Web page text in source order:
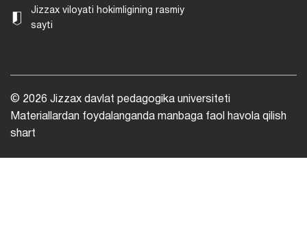
Jizzax viloyati hokimligining rasmiy
sayti
© 2026 Jizzax davlat pedagogika universiteti
Materiallardan foydalanganda manbaga faol havola qilish
shart